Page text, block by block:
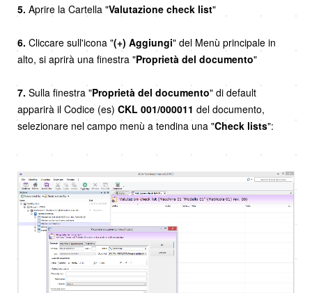
5. Aprire la Cartella "Valutazione check list"
6. Cliccare sull'icona "(+) Aggiungi" del Menù principale in
alto, si aprirà una finestra "Proprietà del documento"
7. Sulla finestra "Proprietà del documento" di default
apparirà il Codice (es) CKL 001/000011 del documento,
selezionare nel campo menù a tendina una "Check lists":